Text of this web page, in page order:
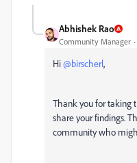
Abhishek Rao
Community Manager
Hi ​@birscherl,
Thank you for taking
share your findings.
community who